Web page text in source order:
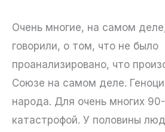
Очень многие, на самом
говорили, о том, что не было
проанализировано, что
Союзе на самом деле.
народа. Для очень многих
катастрофой. У половины